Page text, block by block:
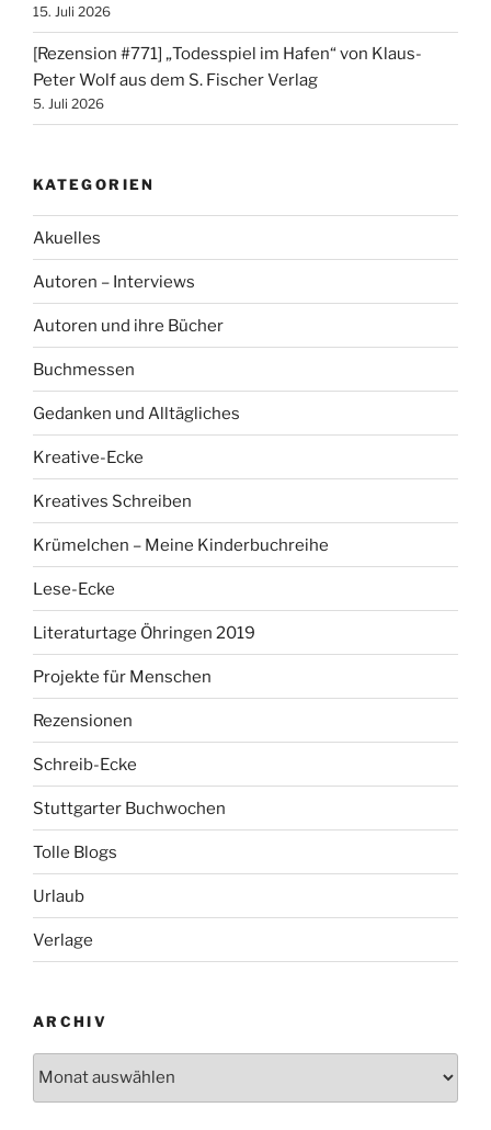
15. Juli 2026
[Rezension #771] „Todesspiel im Hafen“ von Klaus-
Peter Wolf aus dem S. Fischer Verlag
5. Juli 2026
KATEGORIEN
Akuelles
Autoren – Interviews
Autoren und ihre Bücher
Buchmessen
Gedanken und Alltägliches
Kreative-Ecke
Kreatives Schreiben
Krümelchen – Meine Kinderbuchreihe
Lese-Ecke
Literaturtage Öhringen 2019
Projekte für Menschen
Rezensionen
Schreib-Ecke
Stuttgarter Buchwochen
Tolle Blogs
Urlaub
Verlage
ARCHIV